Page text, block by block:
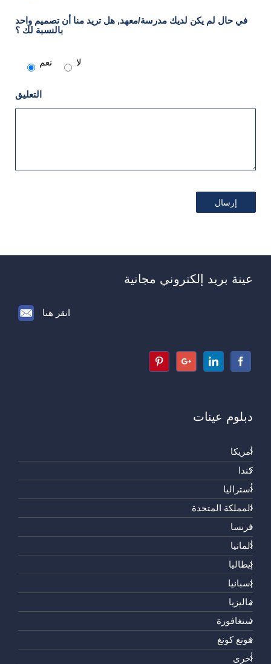
في حال لم يكن لديك مدرسة/معهد, هل تريد منا أن تصميم واحد
بالنسبة لك ؟
نعم لا
التعليق
عينة بريد إلكتروني مجانية
انقر هنا
دبلوم عينات
أمريكا
كندا
أستراليا
المملكة المتحدة
فرنسا
ألمانيا
إيطاليا
إسبانيا
ماليزيا
سنغافورة
هونغ كونغ
أخرى